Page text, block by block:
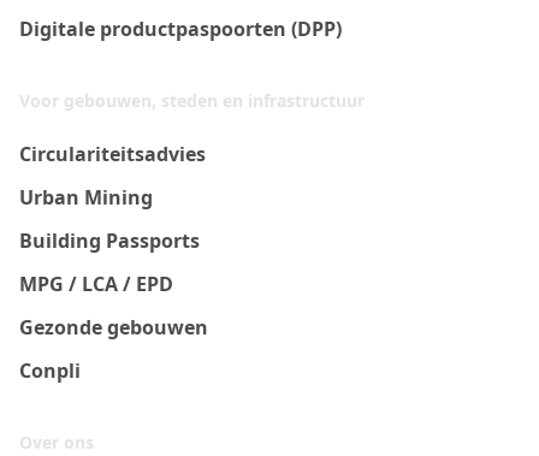
Digitale productpaspoorten (DPP)
Voor gebouwen, steden en infrastructuur
Circulariteitsadvies
Urban Mining
Building Passports
MPG / LCA / EPD
Gezonde gebouwen
Conpli
Over ons